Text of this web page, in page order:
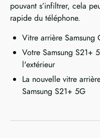
pouvant s’infiltrer, cela
rapide du téléphone.
Vitre arrière Samsung
Votre Samsung S21+
l'extérieur
La nouvelle vitre
Samsung S21+ 5G